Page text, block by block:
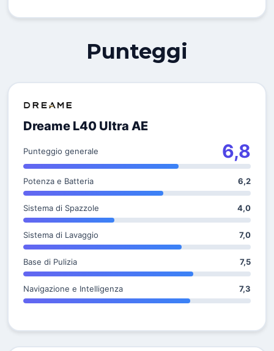
Punteggi
Dreame L40 Ultra AE
Punteggio generale 6,8
Potenza e Batteria 6,2
Sistema di Spazzole 4,0
Sistema di Lavaggio 7,0
Base di Pulizia 7,5
Navigazione e Intelligenza 7,3